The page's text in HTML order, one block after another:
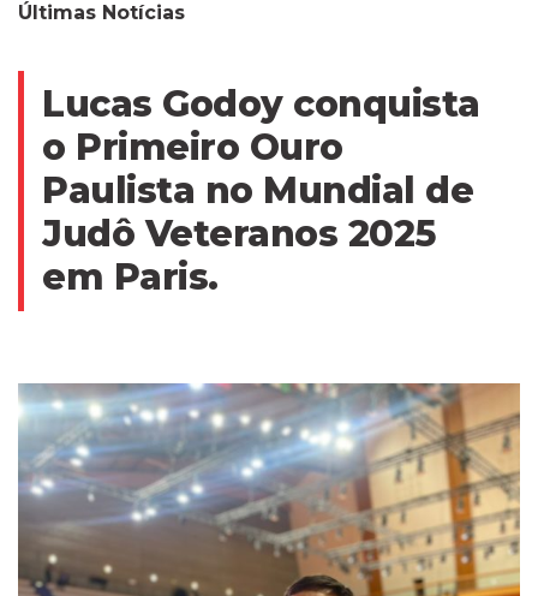
Últimas Notícias
Lucas Godoy conquista
o Primeiro Ouro
Paulista no Mundial de
Judô Veteranos 2025
em Paris.